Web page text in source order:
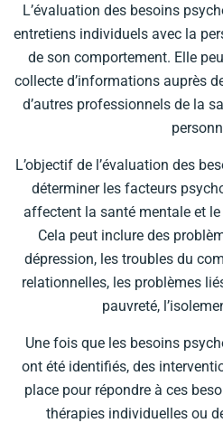
L’évaluation des besoins
entretiens individuels avec la
de son comportement. Elle
collecte d’informations auprès
d’autres professionnels de la
L’objectif de l’évaluation des
déterminer les facteurs
affectent la santé mentale et le
Cela peut inclure des
dépression, les troubles du
relationnelles, les problèmes
pauvreté,
Une fois que les besoins
ont été identifiés, des
place pour répondre à ces
thérapies individuelles ou